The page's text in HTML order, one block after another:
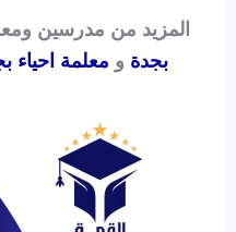
المزيد من مدرسين
بجدة و معلمة احياء